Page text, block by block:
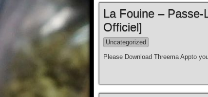
La Fouine –
Officiel]
Uncategorized
Please Download Threema Appto